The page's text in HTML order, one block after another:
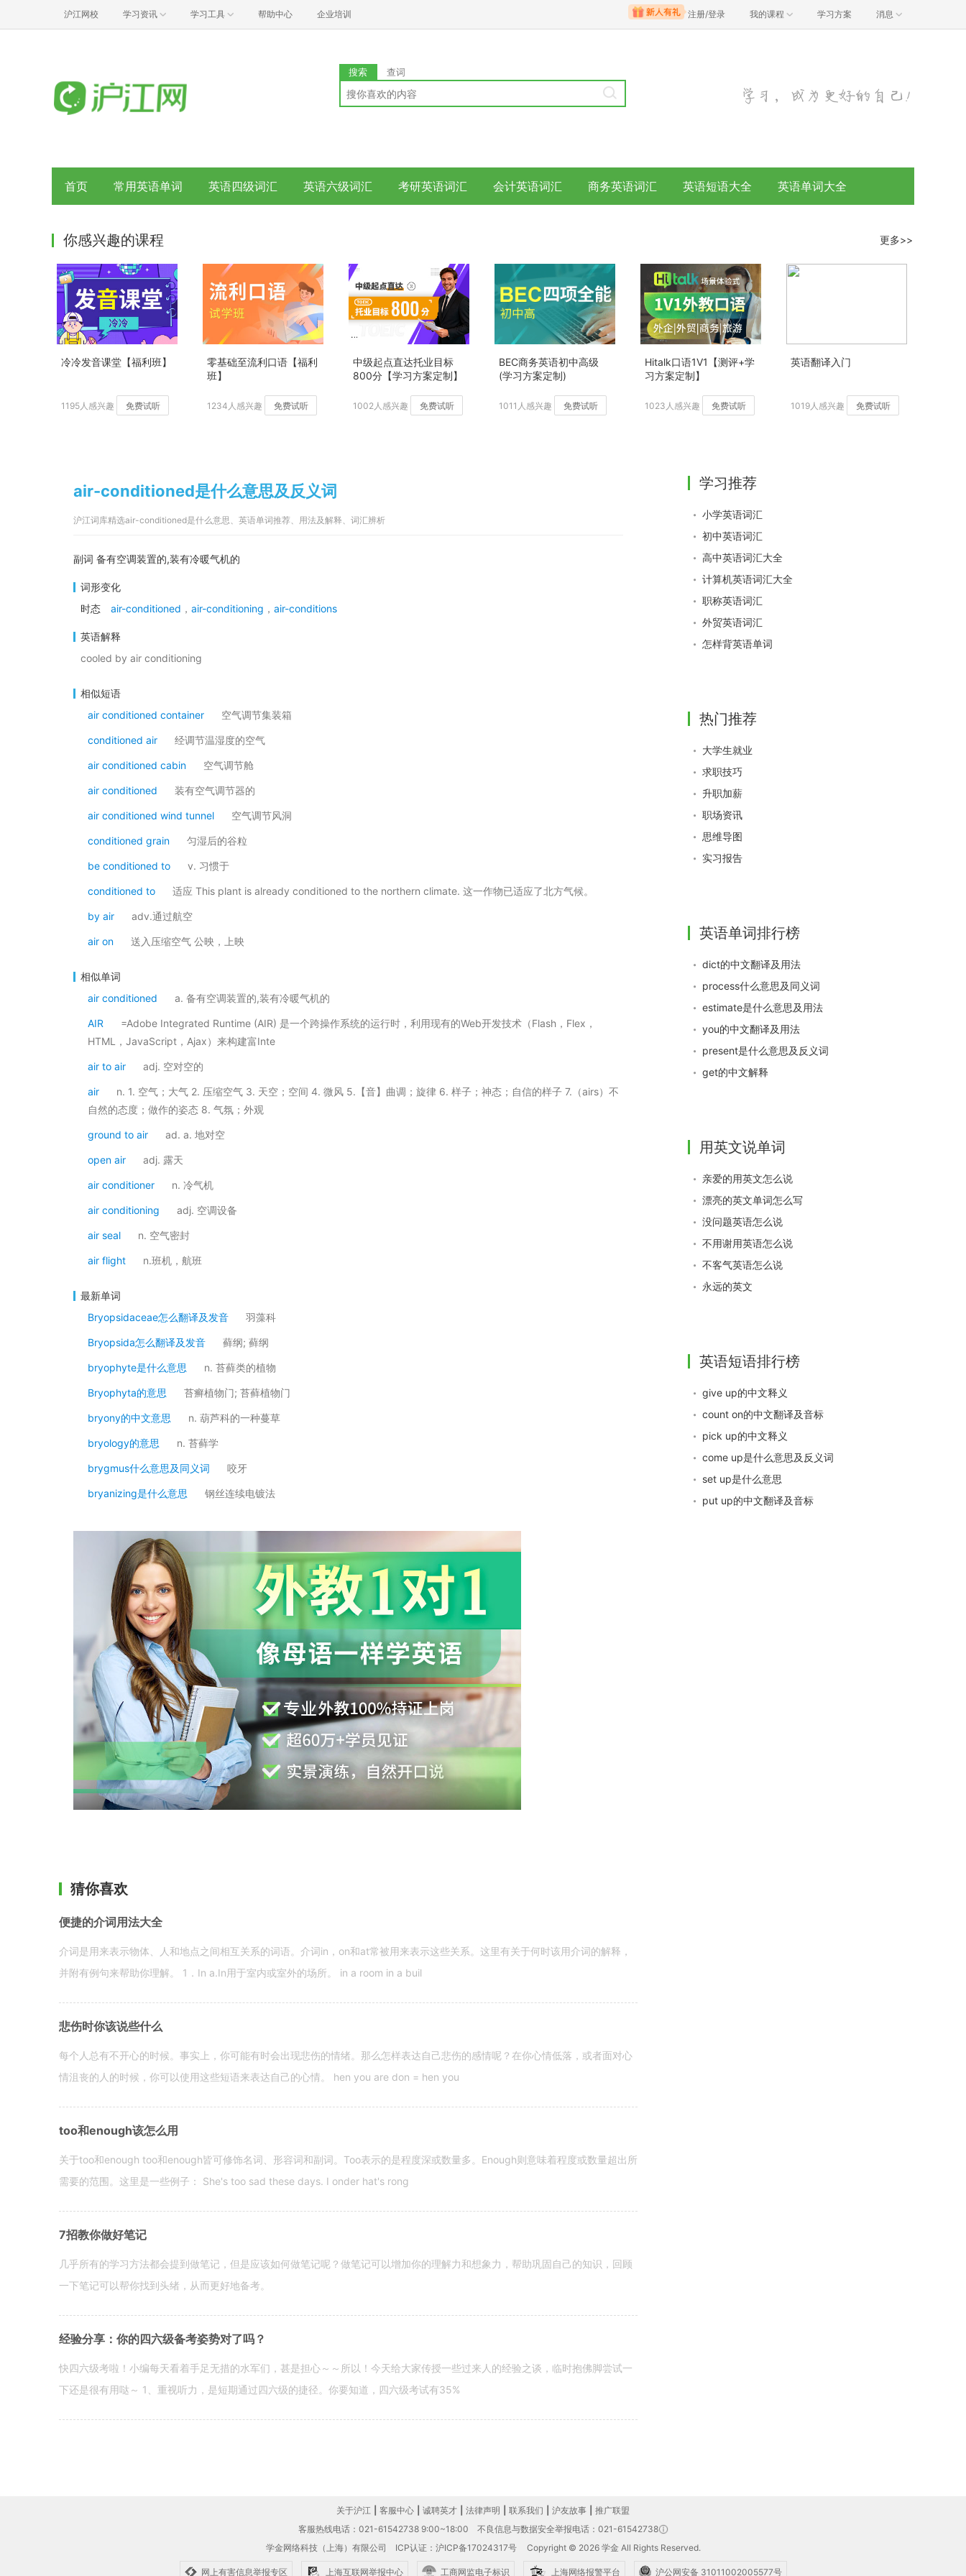
沪江网校 学习资讯 学习工具 帮助中心 企业培训 注册/登录 我的课程 学习方案 消息
搜索 查词
首页 常用英语单词 英语四级词汇 英语六级词汇 考研英语词汇 会计英语词汇 商务英语词汇 英语短语大全 英语单词大全
你感兴趣的课程 更多>>
冷冷发音课堂【福利班】
1195人感兴趣 免费试听
零基础至流利口语【福利
班】
1234人感兴趣 免费试听
中级起点直达托业目标
800分【学习方案定制】
1002人感兴趣 免费试听
BEC商务英语初中高级
(学习方案定制)
1011人感兴趣 免费试听
Hitalk口语1V1【测评+学
习方案定制】
1023人感兴趣 免费试听
英语翻译入门
1019人感兴趣 免费试听
air-conditioned是什么意思及反义词
沪江词库精选air-conditioned是什么意思、英语单词推荐、用法及解释、词汇辨析
副词 备有空调装置的,装有冷暖气机的
词形变化
时态
air-conditioned ， air-conditioning ， air-conditions
英语解释
cooled by air conditioning
相似短语
air conditioned container
空气调节集装箱
conditioned air 经调节温湿度的空气
air conditioned cabin 空气调节舱
air conditioned 装有空气调节器的
air conditioned wind tunnel 空气调节风洞
conditioned grain 匀湿后的谷粒
be conditioned to v. 习惯于
conditioned to 适应 This plant is already conditioned to the northern climate. 这一作物已适应了北方气候。
by air adv.通过航空
air on 送入压缩空气 公映，上映
相似单词
air conditioned
a. 备有空调装置的,装有冷暖气机的
AIR
=Adobe Integrated Runtime (AIR) 是一个跨操作系统的运行时，利用现有的Web开发技术（Flash，Flex，
HTML，JavaScript，Ajax）来构建富Inte
air to air adj. 空对空的
air
n. 1. 空气；大气 2. 压缩空气 3. 天空；空间 4. 微风 5.【音】曲调；旋律 6. 样子；神态；自信的样子 7.（airs）不
自然的态度；做作的姿态 8. 气氛；外观
ground to air ad. a. 地对空
open air adj. 露天
air conditioner n. 冷气机
air conditioning adj. 空调设备
air seal n. 空气密封
air flight n.班机，航班
最新单词
Bryopsidaceae怎么翻译及发音
羽藻科
Bryopsida怎么翻译及发音 藓纲; 藓纲
bryophyte是什么意思 n. 苔藓类的植物
Bryophyta的意思 苔癣植物门; 苔藓植物门
bryony的中文意思 n. 葫芦科的一种蔓草
bryology的意思 n. 苔藓学
brygmus什么意思及同义词 咬牙
bryanizing是什么意思 钢丝连续电镀法
猜你喜欢
便捷的介词用法大全
介词是用来表示物体、人和地点之间相互关系的词语。介词in，on和at常被用来表示这些关系。这里有关于何时该用介词的解释，
并附有例句来帮助你理解。 1．In a.In用于室内或室外的场所。 in a room in a buil
悲伤时你该说些什么
每个人总有不开心的时候。事实上，你可能有时会出现悲伤的情绪。那么怎样表达自己悲伤的感情呢？在你心情低落，或者面对心
情沮丧的人的时候，你可以使用这些短语来表达自己的心情。 hen you are don = hen you
too和enough该怎么用
关于too和enough too和enough皆可修饰名词、形容词和副词。Too表示的是程度深或数量多。Enough则意味着程度或数量超出所
需要的范围。这里是一些例子： She's too sad these days. I onder hat's rong
7招教你做好笔记
几乎所有的学习方法都会提到做笔记，但是应该如何做笔记呢？做笔记可以增加你的理解力和想象力，帮助巩固自己的知识，回顾
一下笔记可以帮你找到头绪，从而更好地备考。
经验分享：你的四六级备考姿势对了吗？
快四六级考啦！小编每天看着手足无措的水军们，甚是担心～～所以！今天给大家传授一些过来人的经验之谈，临时抱佛脚尝试一
下还是很有用哒～ 1、重视听力，是短期通过四六级的捷径。你要知道，四六级考试有35%
学习推荐
小学英语词汇
初中英语词汇
高中英语词汇大全
计算机英语词汇大全
职称英语词汇
外贸英语词汇
怎样背英语单词
热门推荐
大学生就业
求职技巧
升职加薪
职场资讯
思维导图
实习报告
英语单词排行榜
dict的中文翻译及用法
process什么意思及同义词
estimate是什么意思及用法
you的中文翻译及用法
present是什么意思及反义词
get的中文解释
用英文说单词
亲爱的用英文怎么说
漂亮的英文单词怎么写
没问题英语怎么说
不用谢用英语怎么说
不客气英语怎么说
永远的英文
英语短语排行榜
give up的中文释义
count on的中文翻译及音标
pick up的中文释义
come up是什么意思及反义词
set up是什么意思
put up的中文翻译及音标
关于沪江 客服中心 诚聘英才 法律声明 联系我们 沪友故事
推广联盟
客服热线电话：021-61542738 9:00~18:00
不良信息与数据安全举报电话：021-61542738
学金网络科技（上海）有限公司 ICP认证：沪ICP备17024317号 Copyright © 2026 学金 All Rights Reserved.
网上有害信息举报专区 上海互联网举报中心 工商网监电子标识 上海网络报警平台 沪公网安备 31011002005577号